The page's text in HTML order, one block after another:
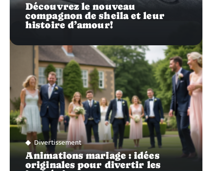
Découvrez le nouveau
compagnon de sheila et leur
histoire d’amour!
Divertissement
Animations mariage : idées
originales pour divertir les